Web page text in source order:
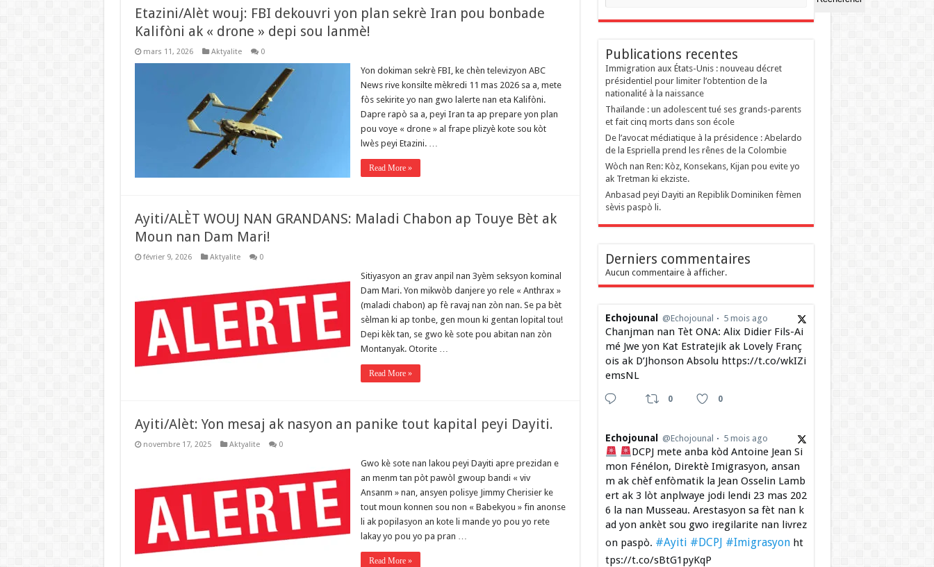
Etazini/Alèt wouj: FBI dekouvri yon plan sekrè Iran pou bonbade
Kalifòni ak « drone » depi sou lanmè!
mars 11, 2026 Aktyalite 0
Yon dokiman sekrè FBI, ke chèn televizyon ABC
News rive konsilte mèkredi 11 mas 2026 sa a, mete
fòs sekirite yo nan gwo lalerte nan eta Kalifòni.
Dapre rapò sa a, peyi Iran ta ap prepare yon plan
pou voye « drone » al frape plizyè kote sou kòt
lwès peyi Etazini. …
Read More »
Ayiti/ALÈT WOUJ NAN GRANDANS: Maladi Chabon ap Touye Bèt ak
Moun nan Dam Mari!
février 9, 2026 Aktyalite 0
Sitiyasyon an grav anpil nan 3yèm seksyon kominal
Dam Mari. Yon mikwòb danjere yo rele « Anthrax »
(maladi chabon) ap fè ravaj nan zòn nan. Se pa bèt
sèlman ki ap tonbe, gen moun ki gentan lopital tou! ​
Depi kèk tan, se gwo kè sote pou abitan nan zòn
Montanyak. Otorite …
Read More »
Ayiti/Alèt: Yon mesaj ak nasyon an panike tout kapital peyi Dayiti.
novembre 17, 2025 Aktyalite 0
Gwo kè sote nan lakou peyi Dayiti apre prezidan e
an menm tan pòt pawòl gwoup bandi « viv
Ansanm » nan, ansyen polisye Jimmy Cherisier ke
tout moun konnen sou non « Babekyou » fin anonse
li ak popilasyon an kote li mande yo pou yo rete
lakay yo pou yo pa pran …
Read More »
Publications recentes
Immigration aux États-Unis : nouveau décret
présidentiel pour limiter l’obtention de la
nationalité à la naissance
Thaïlande : un adolescent tué ses grands-parents
et fait cinq morts dans son école
De l’avocat médiatique à la présidence : Abelardo
de la Espriella prend les rênes de la Colombie
Wòch nan Ren: Kòz, Konsekans, Kijan pou evite yo
ak Tretman ki ekziste.
Anbasad peyi Dayiti an Repiblik Dominiken fèmen
sèvis paspò li.
Derniers commentaires
Aucun commentaire à afficher.
Echojounal @Echojounal 5 mois ago
Chanjman nan Tèt ONA: Alix Didier Fils-Ai
mé Jwe yon Kat Estratejik ak Lovely Franç
ois ak D’Jhonson Absolu https://t.co/wkIZi
emsNL
0 0
Echojounal @Echojounal 5 mois ago
DCPJ mete anba kòd Antoine Jean Si
mon Fénélon, Direktè Imigrasyon, ansan
m ak chèf enfòmatik la Jean Osselin Lamb
ert ak 3 lòt anplwaye jodi lendi 23 mas 202
6 la nan Musseau. Arestasyon sa fèt nan k
ad yon ankèt sou gwo iregilarite nan livrez
on paspò. #Ayiti #DCPJ #Imigrasyonht
tps://t.co/sBtG1pyKqP